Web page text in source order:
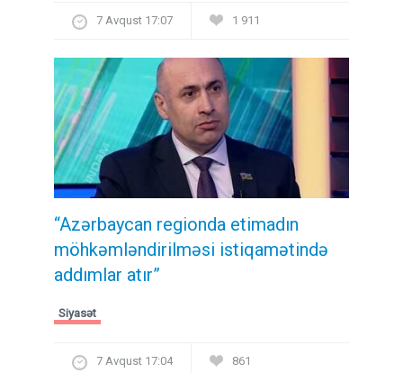
7 Avqust 17:07 1 911
“Azərbaycan regionda etimadın
möhkəmləndirilməsi istiqamətində
addımlar atır”
Siyasət
7 Avqust 17:04 861